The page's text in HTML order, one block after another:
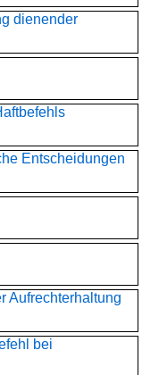
dienender
Entscheidungen
Aufrechterhaltung
bei